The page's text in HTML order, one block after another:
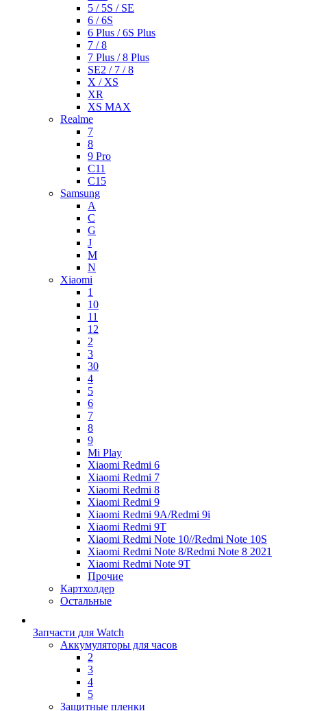
5 / 5S / SE
6 / 6S
6 Plus / 6S Plus
7 / 8
7 Plus / 8 Plus
SE2 / 7 / 8
X / XS
XR
XS MAX
Realme
7
8
9 Pro
C11
C15
Samsung
A
C
G
J
M
N
Xiaomi
1
10
11
12
2
3
30
4
5
6
7
8
9
Mi Play
Xiaomi Redmi 6
Xiaomi Redmi 7
Xiaomi Redmi 8
Xiaomi Redmi 9
Xiaomi Redmi 9A/Redmi 9i
Xiaomi Redmi 9T
Xiaomi Redmi Note 10//Redmi Note 10S
Xiaomi Redmi Note 8/Redmi Note 8 2021
Xiaomi Redmi Note 9T
Прочие
Картхолдер
Остальные
Запчасти для Watch
Аккумуляторы для часов
2
3
4
5
Защитные пленки